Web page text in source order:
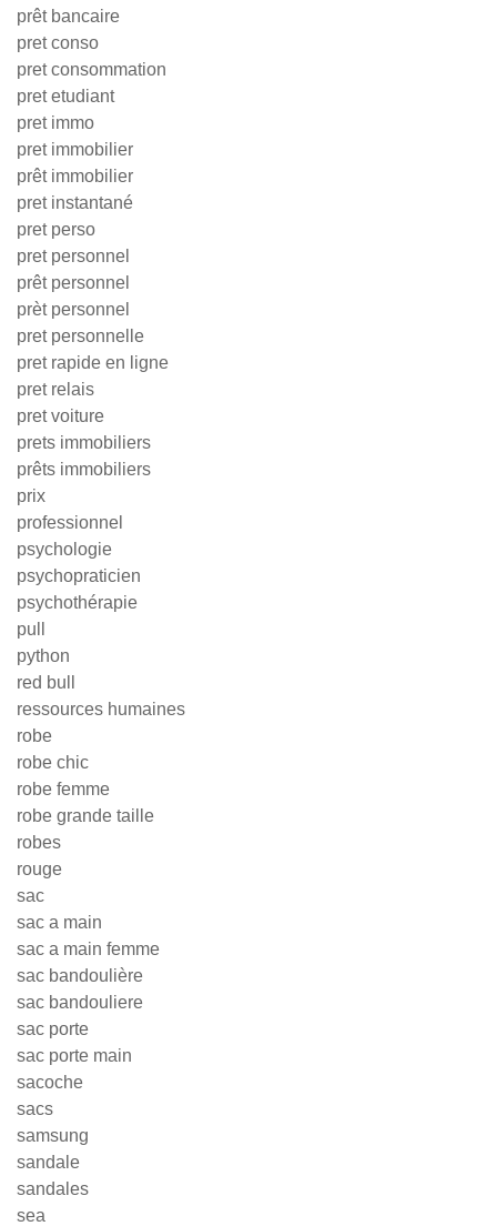
prêt bancaire
pret conso
pret consommation
pret etudiant
pret immo
pret immobilier
prêt immobilier
pret instantané
pret perso
pret personnel
prêt personnel
prèt personnel
pret personnelle
pret rapide en ligne
pret relais
pret voiture
prets immobiliers
prêts immobiliers
prix
professionnel
psychologie
psychopraticien
psychothérapie
pull
python
red bull
ressources humaines
robe
robe chic
robe femme
robe grande taille
robes
rouge
sac
sac a main
sac a main femme
sac bandoulière
sac bandouliere
sac porte
sac porte main
sacoche
sacs
samsung
sandale
sandales
sea